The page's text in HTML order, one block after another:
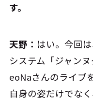
す。
天野： はい。今回
システム「ジャン
eoNaさんのライブ
自身の姿だけでな